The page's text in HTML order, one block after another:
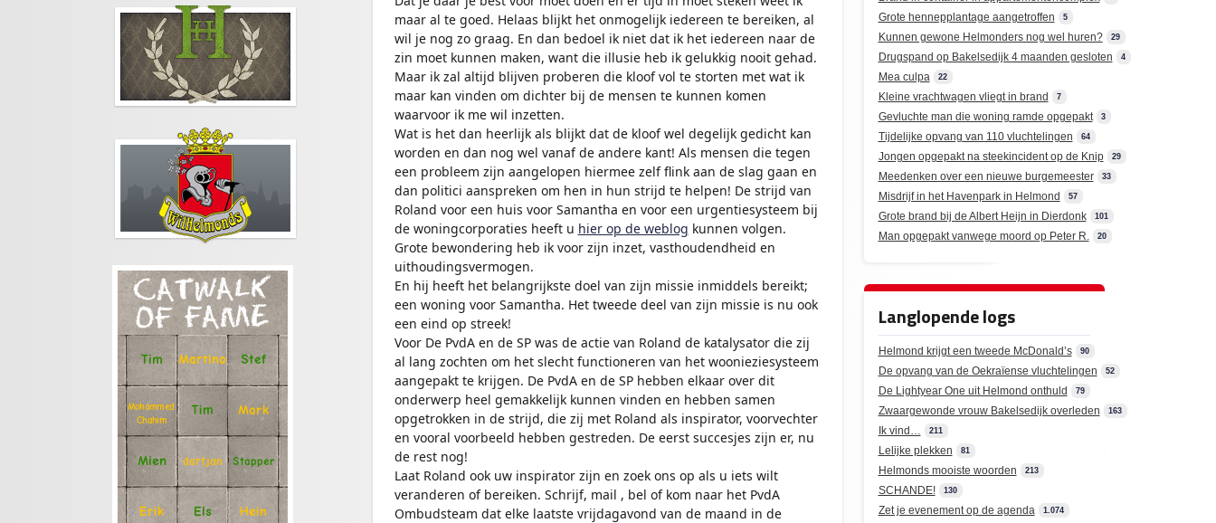
CATWALK
OF FAME
Tim Martina Stef
Mohammed
Chahim
Tim Mark
Mien dartjan Stapper
Erik Els Hein
maar al te goed. Helaas blijkt het onmogelijk iedereen te bereiken, al
wil je nog zo graag. En dan bedoel ik niet dat ik het iedereen naar de
zin moet kunnen maken, want die illusie heb ik gelukkig nooit gehad.
Maar ik zal altijd blijven proberen die kloof vol te storten met wat ik
maar kan vinden om dichter bij de mensen te kunnen komen
waarvoor ik me wil inzetten.
Wat is het dan heerlijk als blijkt dat de kloof wel degelijk gedicht kan
worden en dan nog wel vanaf de andere kant! Als mensen die tegen
een probleem zijn aangelopen hiermee zelf flink aan de slag gaan en
dan politici aanspreken om hen in hun strijd te helpen! De strijd van
Roland voor een huis voor Samantha en voor een urgentiesysteem bij
de woningcorporaties heeft u hier op de weblog kunnen volgen.
Grote bewondering heb ik voor zijn inzet, vasthoudendheid en
uithoudingsvermogen.
En hij heeft het belangrijkste doel van zijn missie inmiddels bereikt;
een woning voor Samantha. Het tweede deel van zijn missie is nu ook
een eind op streek!
Voor De PvdA en de SP was de actie van Roland de katalysator die zij
al lang zochten om het slecht functioneren van het woonieziesysteem
aangepakt te krijgen. De PvdA en de SP hebben elkaar over dit
onderwerp heel gemakkelijk kunnen vinden en hebben samen
opgetrokken in de strijd, die zij met Roland als inspirator, voorvechter
en vooral voorbeeld hebben gestreden. De eerst succesjes zijn er, nu
de rest nog!
Laat Roland ook uw inspirator zijn en zoek ons op als u iets wilt
veranderen of bereiken. Schrijf, mail , bel of kom naar het PvdA
Ombudsteam dat elke laatste vrijdagavond van de maand in de
Grote hennepplantage aangetroffen 5
Kunnen gewone Helmonders nog wel huren? 29
Drugspand op Bakelsedijk 4 maanden gesloten 4
Mea culpa 22
Kleine vrachtwagen vliegt in brand 7
Gevluchte man die woning ramde opgepakt 3
Tijdelijke opvang van 110 vluchtelingen 64
Jongen opgepakt na steekincident op de Knip 29
Meedenken over een nieuwe burgemeester 33
Misdrijf in het Havenpark in Helmond 57
Grote brand bij de Albert Heijn in Dierdonk 101
Man opgepakt vanwege moord op Peter R. 20
Langlopende logs
Helmond krijgt een tweede McDonald’s 90
De opvang van de Oekraïense vluchtelingen 52
De Lightyear One uit Helmond onthuld 79
Zwaargewonde vrouw Bakelsedijk overleden 163
Ik vind… 211
Lelijke plekken 81
Helmonds mooiste woorden 213
SCHANDE! 130
Zet je evenement op de agenda 1.074